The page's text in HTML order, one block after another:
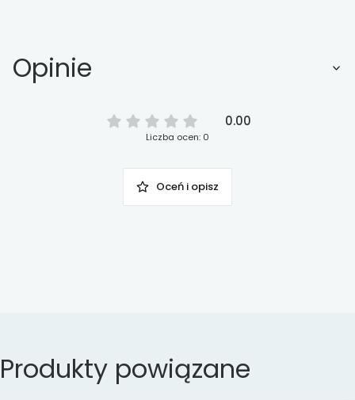
Opinie
0.00
Liczba ocen: 0
Oceń i opisz
Produkty powiązane